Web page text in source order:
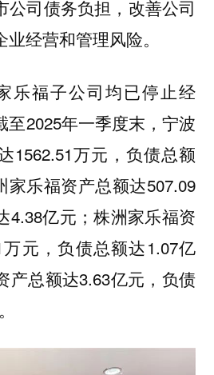
公司债务负担，改善公司
经营和管理风险。
乐福子公司均已停止经
至2025年一季度末，宁波
1562.51万元，负债总额
家乐福资产总额达507.09
4.38亿元；株洲家乐福资
元，负债总额达1.07亿
产总额达3.63亿元，负债